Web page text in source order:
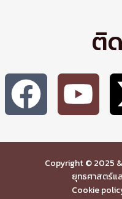
ติ
Copyright © 2025
ยุทธศาสตร์แ
Cookie